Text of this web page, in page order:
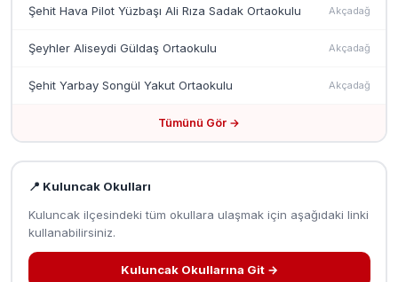
Şehit Hava Pilot Yüzbaşı Ali Rıza Sadak Ortaokulu Akçadağ
Şeyhler Aliseydi Güldaş Ortaokulu Akçadağ
Şehit Yarbay Songül Yakut Ortaokulu Akçadağ
Tümünü Gör →
📍 Kuluncak Okulları
Kuluncak ilçesindeki tüm okullara ulaşmak için aşağıdaki linki
kullanabilirsiniz.
Kuluncak Okullarına Git →